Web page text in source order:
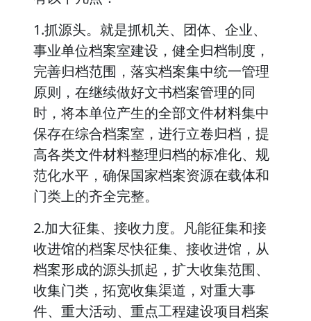
1.抓源头。就是抓机关、团体、企业、
事业单位档案室建设，健全归档制度，
完善归档范围，落实档案集中统一管理
原则，在继续做好文书档案管理的同
时，将本单位产生的全部文件材料集中
保存在综合档案室，进行立卷归档，提
高各类文件材料整理归档的标准化、规
范化水平，确保国家档案资源在载体和
门类上的齐全完整。
2.加大征集、接收力度。凡能征集和接
收进馆的档案尽快征集、接收进馆，从
档案形成的源头抓起，扩大收集范围、
收集门类，拓宽收集渠道，对重大事
件、重大活动、重点工程建设项目档案